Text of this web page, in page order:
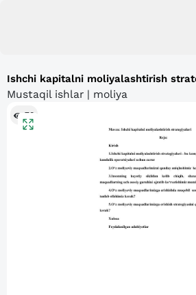
Ishchi kapitalni moliyalashtirish
Mustaqil ishlar | moliya
78